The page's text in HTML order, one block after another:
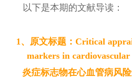
以下是本期的文献导读：
1、原文标题：Critical
markers in
炎症标志物在心血管病风